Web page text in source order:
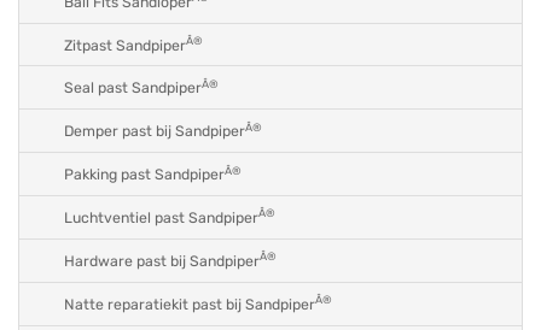
Zitpast SandpiperÂ®
Seal past SandpiperÂ®
Demper past bij SandpiperÂ®
Pakking past SandpiperÂ®
Luchtventiel past SandpiperÂ®
Hardware past bij SandpiperÂ®
Natte reparatiekit past bij SandpiperÂ®